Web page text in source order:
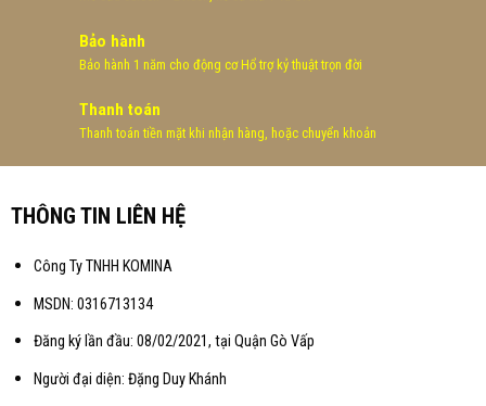
Bảo hành
Bảo hành 1 năm cho động cơ Hổ trợ kỷ thuật trọn đời
Thanh toán
Thanh toán tiền mặt khi nhận hàng, hoặc chuyển khoản
THÔNG TIN LIÊN HỆ
Công Ty TNHH KOMINA
MSDN: 0316713134
Đăng ký lần đầu: 08/02/2021, tại Quận Gò Vấp
Người đại diện: Đặng Duy Khánh